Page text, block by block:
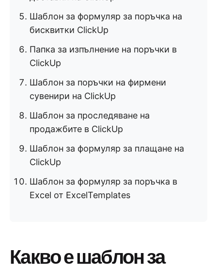
Шаблон за формуляр за поръчка на
бисквитки ClickUp
Папка за изпълнение на поръчки в
ClickUp
Шаблон за поръчки на фирмени
сувенири на ClickUp
Шаблон за проследяване на
продажбите в ClickUp
Шаблон за формуляр за плащане на
ClickUp
Шаблон за формуляр за поръчка в
Excel от ExcelTemplates
Какво е шаблон за